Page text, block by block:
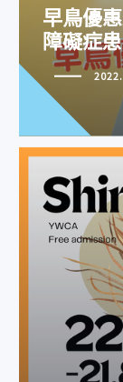
早鳥優
障礙症
放下